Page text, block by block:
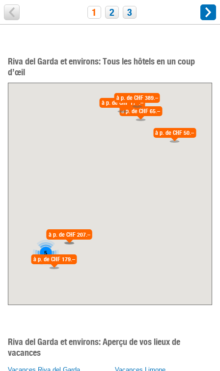
1 2 3
Riva del Garda et environs: Tous les hôtels en un coup
d’œil
5
à p. de CHF 50.–
à p. de CHF 65.–
à p. de CHF 172.–
à p. de CHF 174.–
à p. de CHF 179.–
à p. de CHF 207.–
à p. de CHF 389.–
Riva del Garda et environs:Aperçu de vos lieux de
vacances